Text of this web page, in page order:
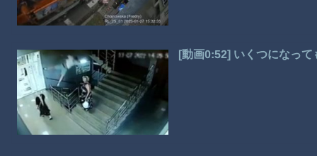
[動画0:52] いくつになっ